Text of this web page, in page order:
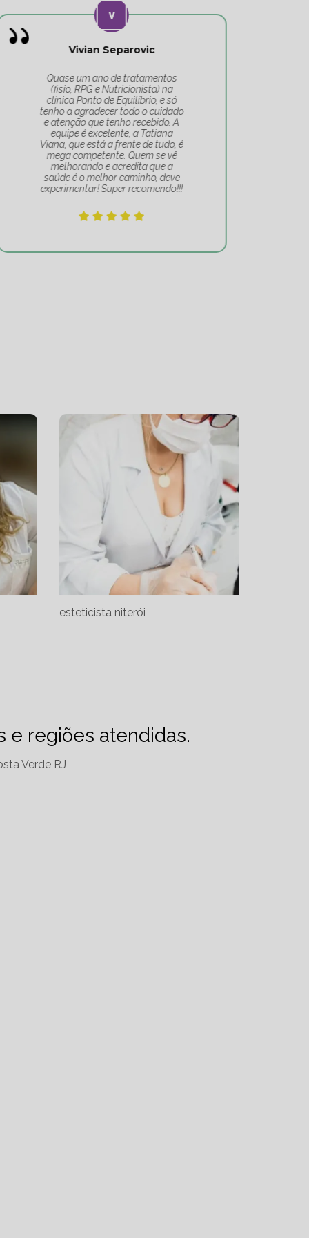
Vivian Separovic
Quase um ano de tratamentos
(fisio, RPG e Nutricionista) na
clínica Ponto de Equilíbrio, e só
tenho a agradecer todo o cuidado
e atenção que tenho recebido. A
equipe é excelente, a Tatiana
Viana, que está a frente de tudo, é
mega competente. Quem se vê
melhorando e acredita que a
saúde é o melhor caminho, deve
experimentar! Super recomendo!!!
esteticista niterói
e regiões atendidas.
Verde RJ